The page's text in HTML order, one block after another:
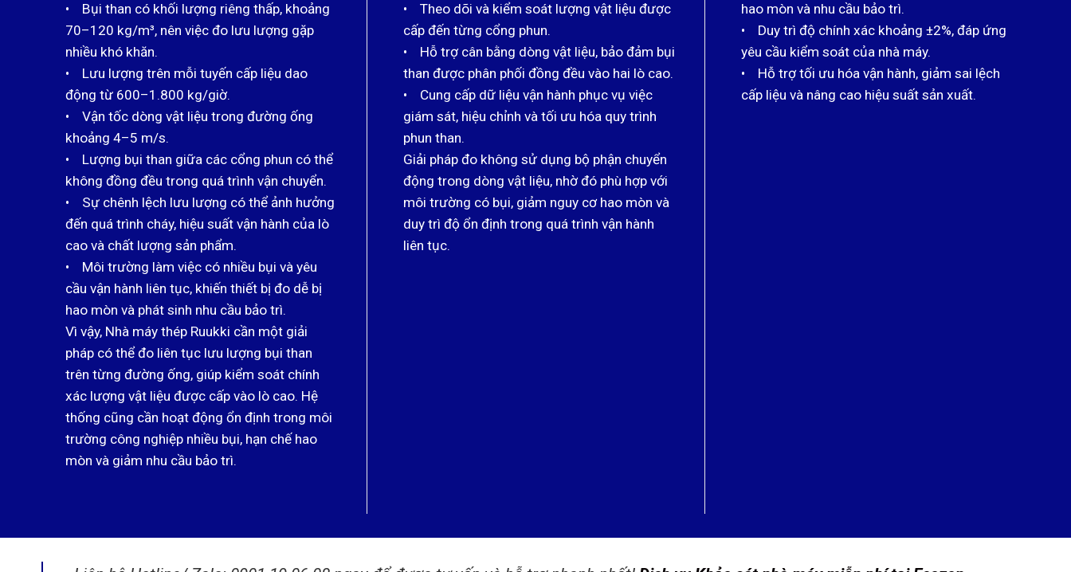
• Bụi than có khối lượng riêng thấp, khoảng
70–120 kg/m³, nên việc đo lưu lượng gặp
nhiều khó khăn.
• Lưu lượng trên mỗi tuyến cấp liệu dao
động từ 600–1.800 kg/giờ.
• Vận tốc dòng vật liệu trong đường ống
khoảng 4–5 m/s.
• Lượng bụi than giữa các cổng phun có thể
không đồng đều trong quá trình vận chuyển.
• Sự chênh lệch lưu lượng có thể ảnh hưởng
đến quá trình cháy, hiệu suất vận hành của lò
cao và chất lượng sản phẩm.
• Môi trường làm việc có nhiều bụi và yêu
cầu vận hành liên tục, khiến thiết bị đo dễ bị
hao mòn và phát sinh nhu cầu bảo trì.
Vì vậy, Nhà máy thép Ruukki cần một giải
pháp có thể đo liên tục lưu lượng bụi than
trên từng đường ống, giúp kiểm soát chính
xác lượng vật liệu được cấp vào lò cao. Hệ
thống cũng cần hoạt động ổn định trong môi
trường công nghiệp nhiều bụi, hạn chế hao
mòn và giảm nhu cầu bảo trì.
• Theo dõi và kiểm soát lượng vật liệu được
cấp đến từng cổng phun.
• Hỗ trợ cân bằng dòng vật liệu, bảo đảm bụi
than được phân phối đồng đều vào hai lò cao.
• Cung cấp dữ liệu vận hành phục vụ việc
giám sát, hiệu chỉnh và tối ưu hóa quy trình
phun than.
Giải pháp đo không sử dụng bộ phận chuyển
động trong dòng vật liệu, nhờ đó phù hợp với
môi trường có bụi, giảm nguy cơ hao mòn và
duy trì độ ổn định trong quá trình vận hành
liên tục.
hao mòn và nhu cầu bảo trì.
• Duy trì độ chính xác khoảng ±2%, đáp ứng
yêu cầu kiểm soát của nhà máy.
• Hỗ trợ tối ưu hóa vận hành, giảm sai lệch
cấp liệu và nâng cao hiệu suất sản xuất.